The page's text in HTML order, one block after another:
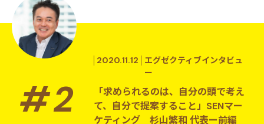
「求められるのは、自分の頭で考え
て、自分で提案すること」SENマー
ケティング 杉山繁和 代表ー前編
エグゼクティブインタビュ
ー
2020.11.12